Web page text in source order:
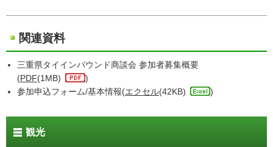
関連資料
三重県タイインバウンド商談会 参加者募集概要
(PDF(1MB)
)
参加申込フォーム/基本情報(エクセル(42KB) )
観光